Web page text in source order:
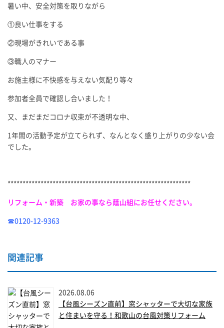
暑い中、安全対策を取りながら
①良い仕事をする
②現場がきれいである事
③職人のマナー
お施主様に不快感を与えない気配り等々
参加者全員で確認し合いました！
又、まだまだコロナ収束が不透明な中、
1年間の活動予定が立てられず、なんとなく盛り上がりの少ない会
でした。
*************************************************************
リフォーム・新築 お家の事なら蔭山組にお任せください。
☎0120-12-9363
関連記事
2026.08.06
【台風シーズン直前】窓シャッターで大切な家族
と住まいを守る！和歌山の台風対策リフォーム